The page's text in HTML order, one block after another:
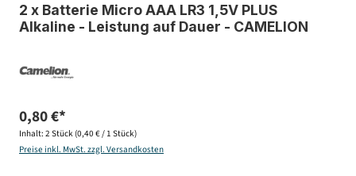
2 x Batterie Micro AAA LR3 1,5V PLUS
Alkaline - Leistung auf Dauer - CAMELION
0,80 €*
Inhalt: 2 Stück (0,40 € / 1 Stück)
Preise inkl. MwSt. zzgl. Versandkosten